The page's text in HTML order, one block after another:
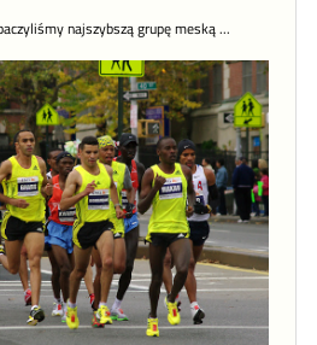
najszybszą grupę meską ...